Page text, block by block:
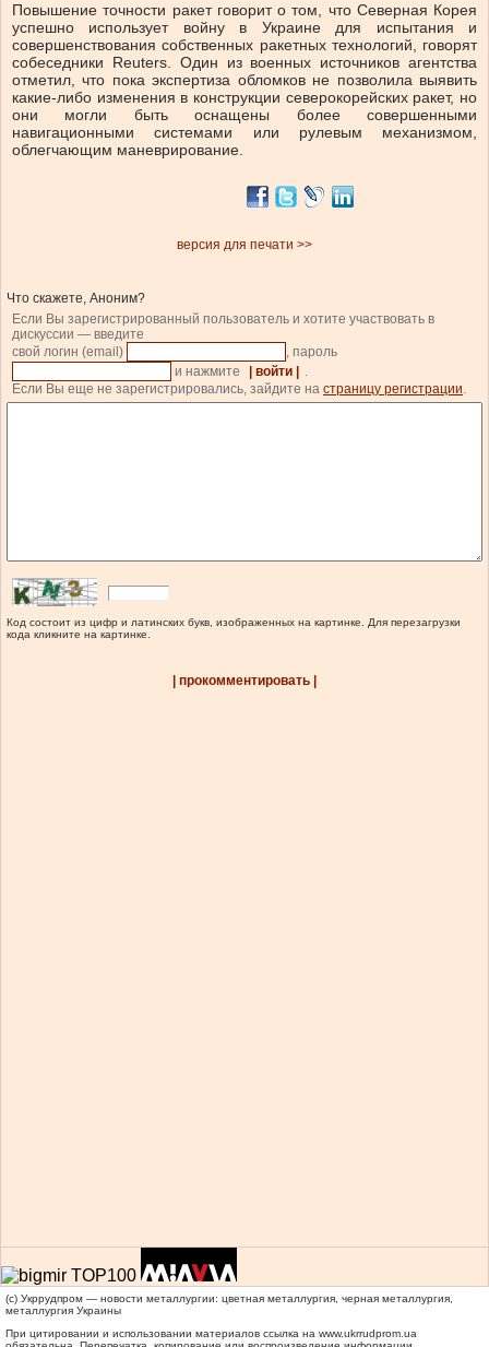
Повышение точности ракет говорит о том, что Северная Корея
успешно использует войну в Украине для испытания и
совершенствования собственных ракетных технологий, говорят
собеседники Reuters. Один из военных источников агентства
отметил, что пока экспертиза обломков не позволила выявить
какие-либо изменения в конструкции северокорейских ракет, но
они могли быть оснащены более совершенными
навигационными системами или рулевым механизмом,
облегчающим маневрирование.
версия для печати >>
Что скажете, Аноним?
Если Вы зарегистрированный пользователь и хотите участвовать в
дискуссии — введите
свой логин (email)
, пароль
и нажмите
| войти |
.
Если Вы еще не зарегистрировались, зайдите на страницу регистрации.
Код состоит из цифр и латинских букв, изображенных на картинке. Для перезагрузки
кода кликните на картинке.
| прокомментировать |
(c) Укррудпром — новости металлургии: цветная металлургия, черная металлургия,
металлургия Украины
При цитировании и использовании материалов ссылка на www.ukrrudprom.ua